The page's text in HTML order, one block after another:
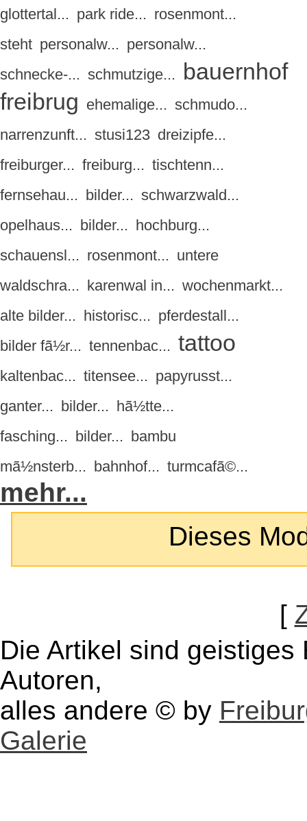
glottertal... park ride... rosenmont...
steht personalw... personalw...
schnecke-... schmutzige... bauernhof
freibrug ehemalige... schmudo...
narrenzunft... stusi123 dreizipfe...
freiburger... freiburg... tischtenn...
fernsehau... bilder... schwarzwald...
opelhaus... bilder... hochburg...
schauensl... rosenmont... untere
waldschra... karenwal in... wochenmarkt...
alte bilder... historisc... pferdestall...
bilder fã½r... tennenbac... tattoo
kaltenbac... titensee... papyrusst...
ganter... bilder... hã½tte...
fasching... bilder... bambu
mã½nsterb... bahnhof... turmcafã©...
mehr...
Dieses
[
Die Artikel sind
Autoren,
alles andere © by
Galerie